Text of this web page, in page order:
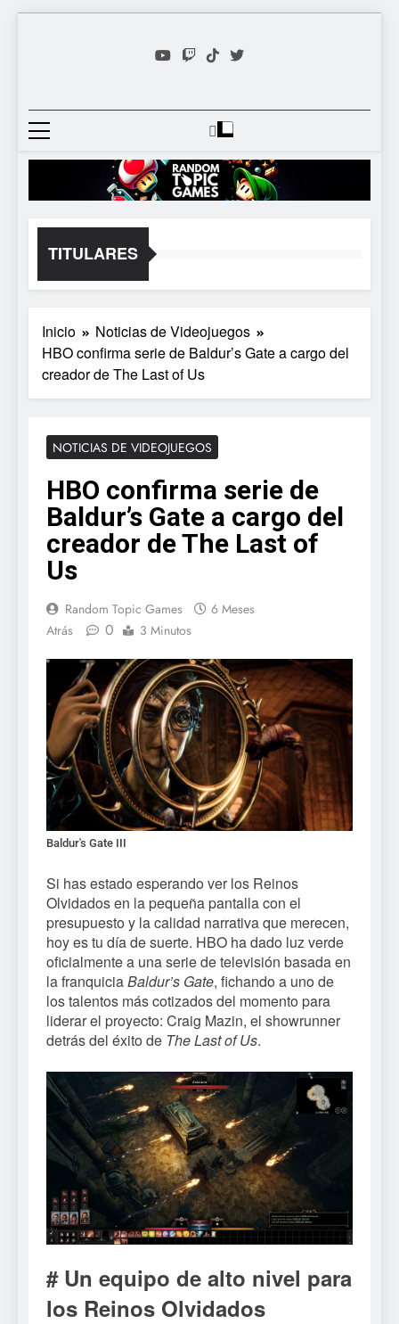
Random
Games
Videojuego Favorito
TITULARES
Inicio
Noticias de Videojuegos
HBO confirma serie de Baldur’s Gate a cargo del
creador de The Last of Us
NOTICIAS DE VIDEOJUEGOS
HBO confirma serie de
Baldur’s Gate a cargo del
creador de The Last of
Us
Random Topic Games
6 Meses
Atrás
0 3 Minutos
Baldur's Gate III
Si has estado esperando ver los Reinos
Olvidados en la pequeña pantalla con el
presupuesto y la calidad narrativa que merecen,
hoy es tu día de suerte. HBO ha dado luz verde
oficialmente a una serie de televisión basada en
la franquiciaBaldur’s Gate, fichando a uno de
los talentos más cotizados del momento para
liderar el proyecto: Craig Mazin, el showrunner
detrás del éxito de The Last of Us.
# Un equipo de alto nivel para
los Reinos Olvidados